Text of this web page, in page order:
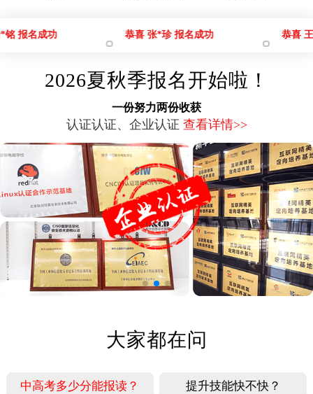
恭喜 张*珍 报名成功 恭喜 王*飞 报名成功
2026夏秋季报名开始啦！
一份努力两份收获
认证认证、企业认证 查看详情>>
大家都在问
中高考多少分能报读？ 提升技能快不快？